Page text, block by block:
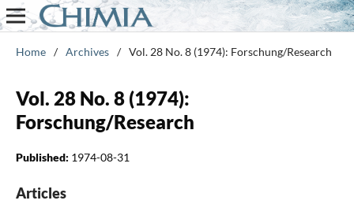
Home / Archives / Vol. 28 No. 8 (1974): Forschung/Research
Vol. 28 No. 8 (1974):
Forschung/Research
Published: 1974-08-31
Articles